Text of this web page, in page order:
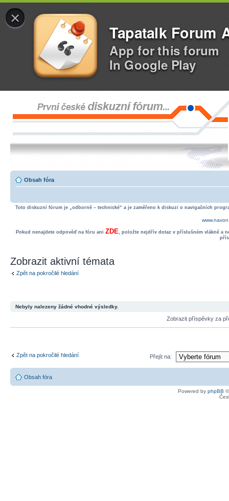
×
Tapatalk Forum
App for this forum
In Google Play
Obsah fóra
Toto diskuzní fórum je „odborně – technické“ a je zaměřeno k diskuzi o navigačních
Pokud nenajdete odpověď na fóru ani ZDE, položte nejdřív dotaz v příslušném vlákně a
Zobrazit aktivní témata
Zpět na pokročilé hledání
Nebyly nalezeny žádné vhodné výsledky.
Zobrazit příspěvky za
Zpět na pokročilé hledání Přejít na:
Obsah fóra
Powered by phpBB